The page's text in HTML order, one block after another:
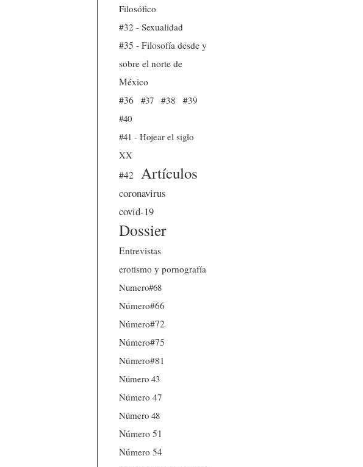
Filosófico
#32 - Sexualidad
#35 - Filosofía desde y
sobre el norte de
México
#36
#37 #38
#39
#40
#41 - Hojear el siglo
XX
#42
Artículos
coronavirus
covid-19
Dossier
Entrevistas
erotismo y pornografía
Numero#68
Número#66
Número#72
Número#75
Número#81
Número 43
Número 47
Número 48
Número 51
Número 54